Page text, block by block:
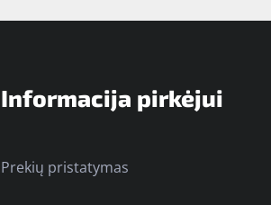
Informacija pirkėjui
Prekių pristatymas